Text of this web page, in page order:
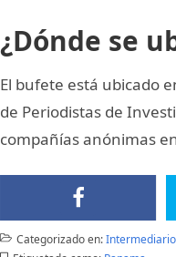
¿Dónde se
El bufete está ubicado
de Periodistas de
compañías anónimas
Categorizado en: